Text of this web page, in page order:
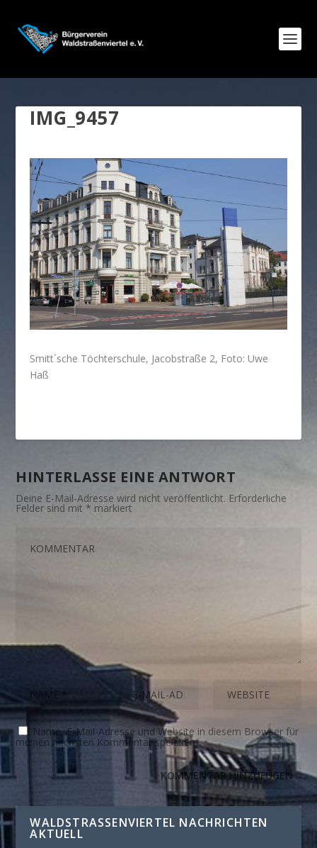
IMG_9457
Smitt´sche Töchterschule, Jacobstraße 2, Foto: Uwe
Haß
HINTERLASSE EINE ANTWORT
Deine E-Mail-Adresse wird nicht veröffentlicht. Erforderliche
Felder sind mit * markiert
Name, E-Mail-Adresse und Website in diesem Browser für
meinen nächsten Kommentar speichern.
WALDSTRASSENVIERTEL NACHRICHTEN A
KTUELL